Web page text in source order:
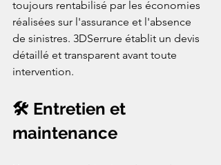
toujours rentabilisé par les économies
réalisées sur l'assurance et l'absence
de sinistres. 3DSerrure établit un devis
détaillé et transparent avant toute
intervention.
🛠️ Entretien et
maintenance